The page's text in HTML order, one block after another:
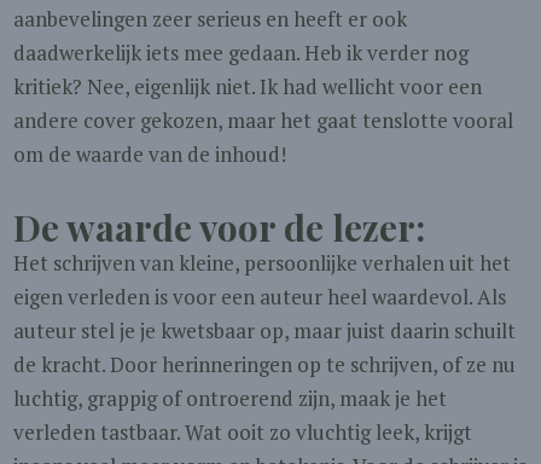
aanbevelingen zeer serieus en heeft er ook
daadwerkelijk iets mee gedaan. Heb ik verder nog
kritiek? Nee, eigenlijk niet. Ik had wellicht voor een
andere cover gekozen, maar het gaat tenslotte vooral
om de waarde van de inhoud!
De waarde voor de lezer:
Het schrijven van kleine, persoonlijke verhalen uit het
eigen verleden is voor een auteur heel waardevol. Als
auteur stel je je kwetsbaar op, maar juist daarin schuilt
de kracht. Door herinneringen op te schrijven, of ze nu
luchtig, grappig of ontroerend zijn, maak je het
verleden tastbaar. Wat ooit zo vluchtig leek, krijgt